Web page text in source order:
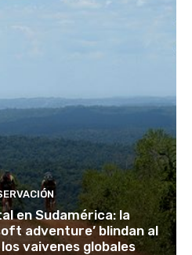
en Sudamérica: la
adventure’ blindan al
vaivenes globales